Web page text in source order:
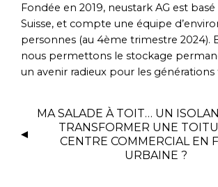
Fondée en 2019, neustark AG est
Suisse, et compte une équipe
personnes (au 4ème trimestre 2024).
nous permettons le stockage
un avenir radieux pour les générations
MA SALADE À TOIT… UN
TRANSFORMER UNE
CENTRE COMMERCIAL EN
URBAINE ?